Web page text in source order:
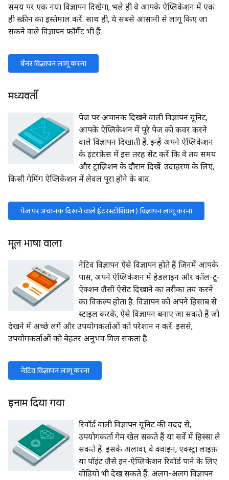
समय पर एक नया विज्ञापन दिखेगा, भले ही वे आपके ऐप्लिकेशन में एक
ही स्क्रीन का इस्तेमाल करें. साथ ही, ये सबसे आसानी से लागू किए जा
सकने वाले विज्ञापन फ़ॉर्मैट भी हैं.
बैनर विज्ञापन लागू करना
मध्यवर्ती
पेज पर अचानक दिखने वाली विज्ञापन यूनिट,
आपके ऐप्लिकेशन में पूरे पेज को कवर करने
वाले विज्ञापन दिखाती हैं. इन्हें अपने ऐप्लिकेशन
के इंटरफ़ेस में इस तरह सेट करें कि वे तय समय
और ट्रांज़िशन के दौरान दिखें. उदाहरण के लिए,
किसी गेमिंग ऐप्लिकेशन में लेवल पूरा होने के बाद.
पेज पर अचानक दिखने वाले (इंटरस्टीशियल) विज्ञापन लागू करना
मूल भाषा वाला
नेटिव विज्ञापन ऐसे विज्ञापन होते हैं जिनमें आपके
पास, अपने ऐप्लिकेशन में हेडलाइन और कॉल-टू-
ऐक्शन जैसी ऐसेट दिखाने का तरीका तय करने
का विकल्प होता है. विज्ञापन को अपने हिसाब से
स्टाइल करके, ऐसे विज्ञापन बनाए जा सकते हैं जो
देखने में अच्छे लगें और उपयोगकर्ताओं को परेशान न करें. इससे,
उपयोगकर्ताओं को बेहतर अनुभव मिल सकता है.
नेटिव विज्ञापन लागू करना
इनाम दिया गया
रिवॉर्ड वाली विज्ञापन यूनिट की मदद से,
उपयोगकर्ता गेम खेल सकते हैं या सर्वे में हिस्सा ले
सकते हैं. इसके अलावा, वे क्वाइन, एक्स्ट्रा लाइफ़
या पॉइंट जैसे इन-ऐप्लिकेशन रिवॉर्ड पाने के लिए
वीडियो भी देख सकते हैं. अलग-अलग विज्ञापन